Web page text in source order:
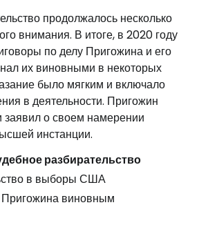
продолжалось несколько
внимания. В итоге, в 2020 году
по делу Пригожина и его
их виновными в некоторых
было мягким и включало
в деятельности. Пригожин
заявил о своем намерении
инстанции.
разбирательство
в выборы США
виновным